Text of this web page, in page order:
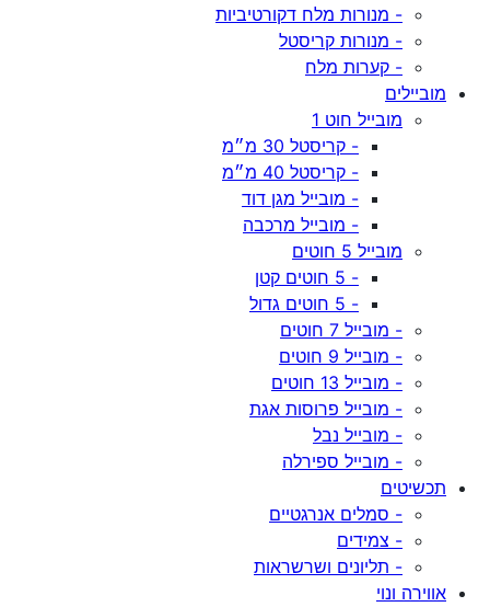
- מנורות מלח דקורטיביות
- מנורות קריסטל
- קערות מלח
מוביילים
מובייל חוט 1
- קריסטל 30 מ״מ
- קריסטל 40 מ״מ
- מובייל מגן דוד
- מובייל מרכבה
מובייל 5 חוטים
- 5 חוטים קטן
- 5 חוטים גדול
- מובייל 7 חוטים
- מובייל 9 חוטים
- מובייל 13 חוטים
- מובייל פרוסות אגת
- מובייל נבל
- מובייל ספירלה
תכשיטים
- סמלים אנרגטיים
- צמידים
- תליונים ושרשראות
אווירה ונוי